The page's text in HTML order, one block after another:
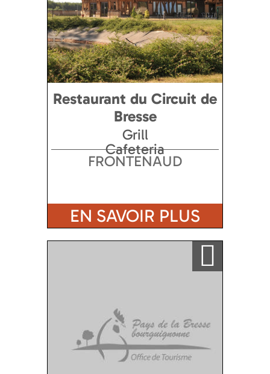
Restaurant du Circuit de
Bresse
Grill
Cafeteria
FRONTENAUD
EN SAVOIR PLUS
Ajouter a ma sélection